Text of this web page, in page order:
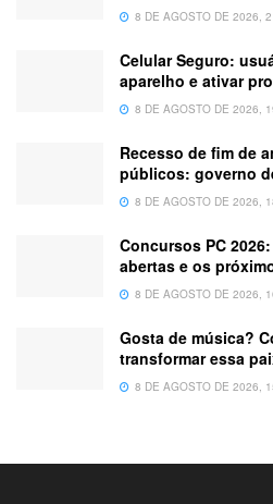
8 DE AGOSTO DE 2026,
Celular Seguro:
aparelho e ativar
8 DE AGOSTO DE 2026,
Recesso de fim de
públicos: governo
8 DE AGOSTO DE 2026,
Concursos PC
abertas e os
8 DE AGOSTO DE 2026,
Gosta de música?
transformar essa
8 DE AGOSTO DE 2026,